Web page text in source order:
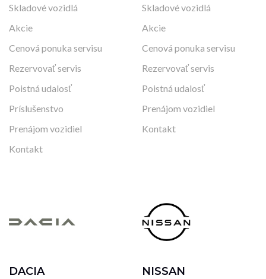
Skladové vozidlá
Akcie
Cenová ponuka servisu
Rezervovať servis
Poistná udalosť
Príslušenstvo
Prenájom vozidiel
Kontakt
Skladové vozidlá
Akcie
Cenová ponuka servisu
Rezervovať servis
Poistná udalosť
Prenájom vozidiel
Kontakt
DACIA NISSAN